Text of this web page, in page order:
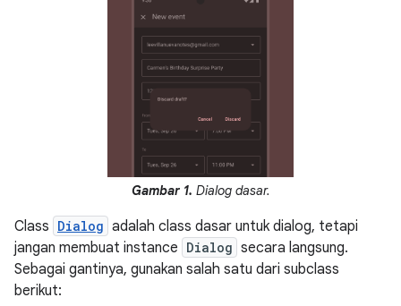
Gambar 1. Dialog dasar.
Class Dialog adalah class dasar untuk dialog, tetapi
jangan membuat instance Dialog secara langsung.
Sebagai gantinya, gunakan salah satu dari subclass
berikut: